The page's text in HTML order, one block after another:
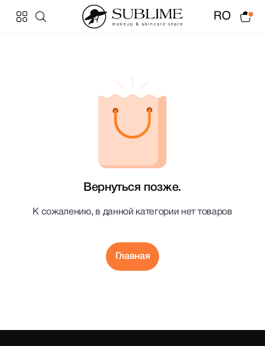
RO
Вернуться позже.
К сожалению, в данной категории нет товаров
Главная